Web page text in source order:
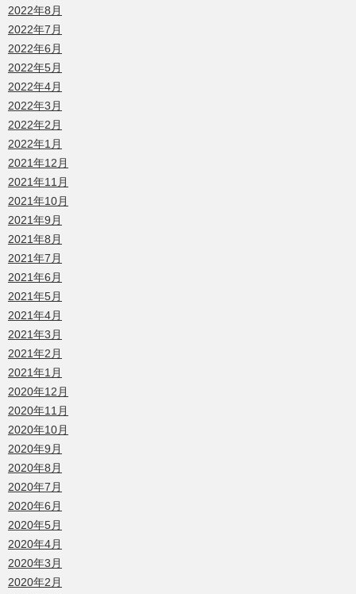
2022年8月
2022年7月
2022年6月
2022年5月
2022年4月
2022年3月
2022年2月
2022年1月
2021年12月
2021年11月
2021年10月
2021年9月
2021年8月
2021年7月
2021年6月
2021年5月
2021年4月
2021年3月
2021年2月
2021年1月
2020年12月
2020年11月
2020年10月
2020年9月
2020年8月
2020年7月
2020年6月
2020年5月
2020年4月
2020年3月
2020年2月